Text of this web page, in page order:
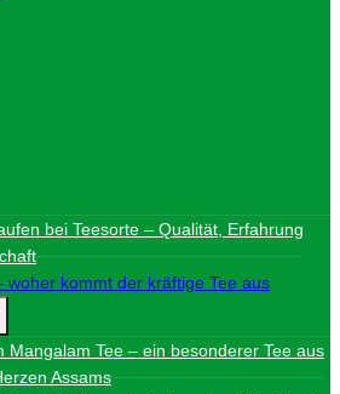
bei Teesorte – Qualität, Erfahrung
woher kommt der kräftige Tee aus
Mangalam Tee – ein besonderer Tee aus
Assams